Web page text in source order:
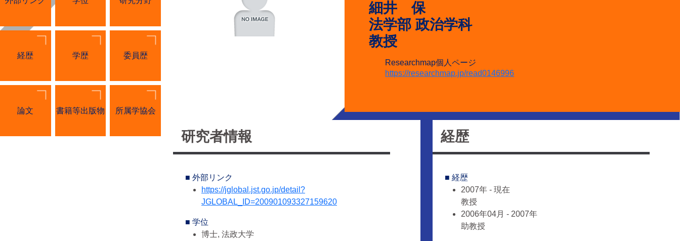
経歴 学歴 委員歴
論文 書籍等出版物 所属学協会
細井 保
法学部 政治学科
教授
Researchmap個人ページ
https://researchmap.jp/read0146996
研究者情報
■ 外部リンク
https://jglobal.jst.go.jp/detail?
JGLOBAL_ID=200901093327159620
■ 学位
博士, 法政大学
経歴
■ 経歴
2007年 - 現在
教授
2006年04月 - 2007年
助教授